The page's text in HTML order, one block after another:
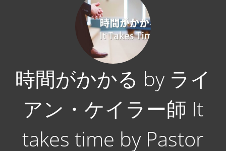
時間がかかる by ライ
アン・ケイラー師 It
takes time by Pastor